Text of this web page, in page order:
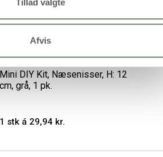
Afvis
1 stk á 29,94 kr.
Mini DIY Kit, Næsenisser, H: 12
cm, grå, 1 pk.
1 stk á 29,94 kr.